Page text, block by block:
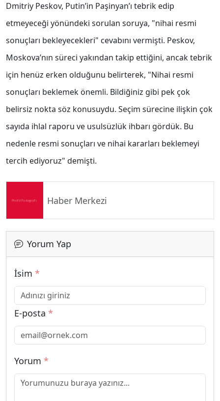
Dmitriy Peskov, Putin’in Paşinyan’ı tebrik edip
etmeyeceği yönündeki sorulan soruya, "nihai resmi
sonuçları bekleyecekleri" cevabını vermişti. Peskov,
Moskova’nın süreci yakından takip ettiğini, ancak tebrik
için henüz erken olduğunu belirterek, "Nihai resmi
sonuçları beklemek önemli. Bildiğiniz gibi pek çok
belirsiz nokta söz konusuydu. Seçim sürecine ilişkin çok
sayıda ihlal raporu ve usulsüzlük ihbarı gördük. Bu
nedenle resmi sonuçları ve nihai kararları beklemeyi
tercih ediyoruz" demişti.
Haber Merkezi
Yorum Yap
İsim *
E-posta *
Yorum *